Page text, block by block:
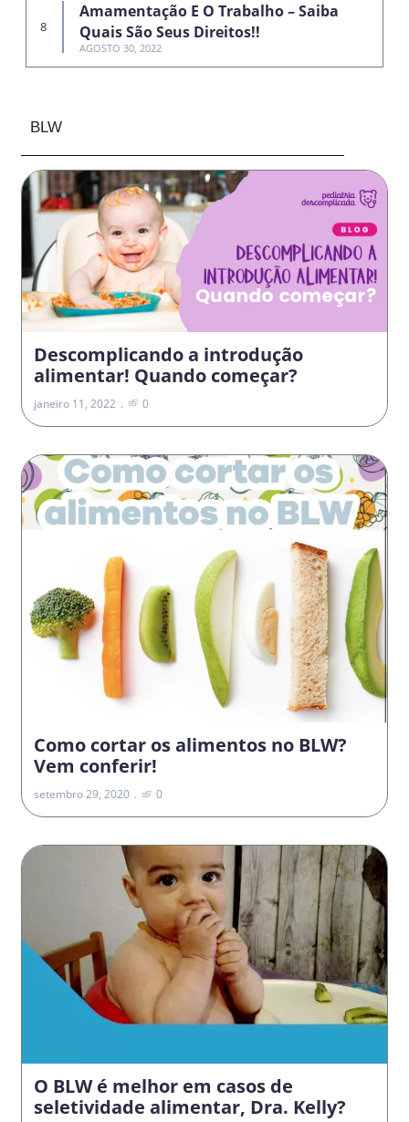
Amamentação E O Trabalho – Saiba
Quais São Seus Direitos!!
AGOSTO 30, 2022
BLW
Descomplicando a introdução
alimentar! Quando começar?
janeiro 11, 2022 0
Como cortar os alimentos no BLW?
Vem conferir!
setembro 29, 2020 0
O BLW é melhor em casos de
seletividade alimentar, Dra. Kelly?